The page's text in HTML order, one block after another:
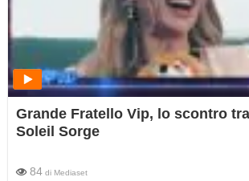
Grande Fratello Vip, lo scontro
Soleil Sorge
84 di Mediaset